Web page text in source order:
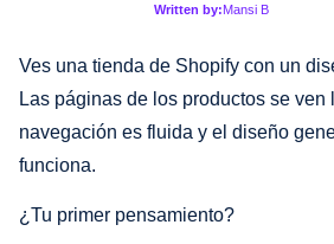
Written by:Mansi B
Ves una tienda de Shopify con un
Las páginas de los productos se ven
navegación es fluida y el diseño
funciona.
¿Tu primer pensamiento?